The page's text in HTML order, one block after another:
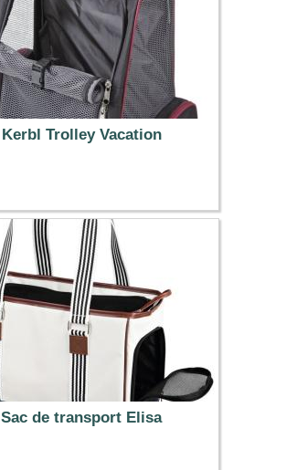
Kerbl Trolley Vacation
39.99 €
Sac de transport Elisa